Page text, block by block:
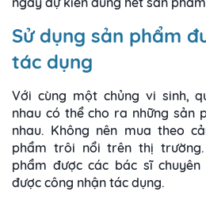
Sử dụng sản phẩm
tác dụng
Với cùng một chủng vi sinh,
nhau có thể cho ra những sản
nhau. Không nên mua theo
phẩm trôi nổi trên thị
phẩm được các bác sĩ
được công nhận tác dụng.